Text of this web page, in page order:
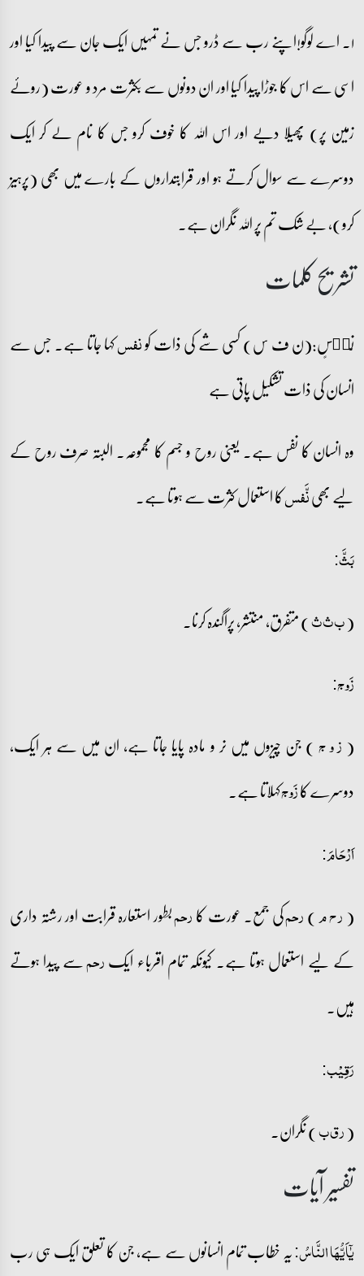
۱۔ اے لوگو!اپنے رب سے ڈرو جس نے تمہیں ایک جان سے پیدا کیا اور
اسی سے اس کا جوڑا پیدا کیا اور ان دونوں سے بکثرت مرد و عورت (روئے
زمین پر) پھیلا دیے اور اس اللہ کا خوف کرو جس کا نام لے کر ایک
دوسرے سے سوال کرتے ہو اور قرابتداروں کے بارے میں بھی (پرہیز
کرو)، بے شک تم پر اللہ نگران ہے۔
تشریح کلمات
نَّفۡسٍ:(ن ف س) کسی شے کی ذات کونفسکہا جاتا ہے۔ جس سے
انسان کی ذات تشکیل پاتی ہے
وہ انسان کا نفس ہے۔ یعنی روح و جسم کا مجموعہ۔ البتہ صرف روح کے
لیے بھینَّفسکا استعمال کثرت سے ہوتا ہے۔
بَثَّ:
(ب ث ث) متفرق، منتشر، پراگندہ کرنا۔
زَوج:
(ز و ج) جن چیزوں میں نر و مادہ پایا جاتا ہے، ان میں سے ہر ایک،
دوسرے کازَوجکہلاتا ہے۔
اَرۡحَامَ:
(ر ح م)رحمکی جمع۔ عورت کارحمبطور استعارہ قرابت اور رشتہ داری
کے لیے استعمال ہوتا ہے۔ کیونکہ تمام اقرباء ایکرحمسے پیدا ہوتے
ہیں۔
رَقِیۡب:
(ر ق ب) نگران۔
تفسیر آیات
یٰۤاَیُّہَا النَّاسُ:یہ خطاب تمام انسانوں سے ہے، جن کا تعلق ایک ہی رب